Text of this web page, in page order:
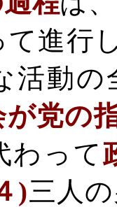
進行
活動
が党の
わって
)三人